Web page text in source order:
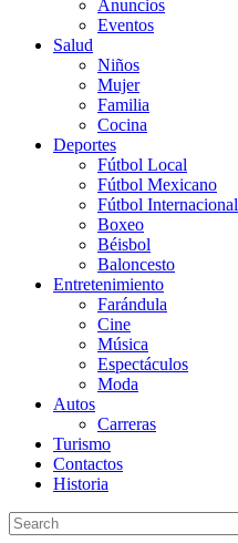
Anuncios
Eventos
Salud
Niños
Mujer
Familia
Cocina
Deportes
Fútbol Local
Fútbol Mexicano
Fútbol Internacional
Boxeo
Béisbol
Baloncesto
Entretenimiento
Farándula
Cine
Música
Espectáculos
Moda
Autos
Carreras
Turismo
Contactos
Historia